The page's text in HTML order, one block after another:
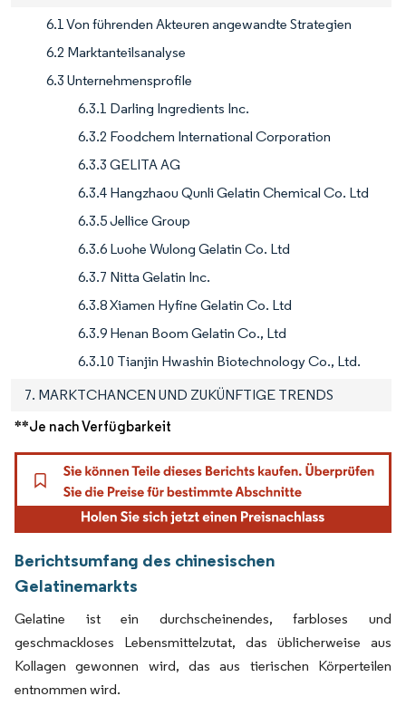
6.1 Von führenden Akteuren angewandte Strategien
6.2 Marktanteilsanalyse
6.3 Unternehmensprofile
6.3.1 Darling Ingredients Inc.
6.3.2 Foodchem International Corporation
6.3.3 GELITA AG
6.3.4 Hangzhaou Qunli Gelatin Chemical Co. Ltd
6.3.5 Jellice Group
6.3.6 Luohe Wulong Gelatin Co. Ltd
6.3.7 Nitta Gelatin Inc.
6.3.8 Xiamen Hyfine Gelatin Co. Ltd
6.3.9 Henan Boom Gelatin Co., Ltd
6.3.10 Tianjin Hwashin Biotechnology Co., Ltd.
7. MARKTCHANCEN UND ZUKÜNFTIGE TRENDS
**Je nach Verfügbarkeit
Berichtsumfang des chinesischen
Gelatinemarkts
Gelatine ist ein durchscheinendes, farbloses und
geschmackloses Lebensmittelzutat, das üblicherweise aus
Kollagen gewonnen wird, das aus tierischen Körperteilen
entnommen wird.